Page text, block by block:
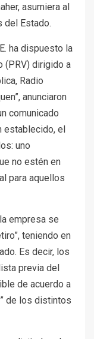
asumiera al
del Estado.
ha dispuesto la
(PRV) dirigido a
Radio
anunciaron
comunicado
establecido, el
uno
no estén en
para aquellos
empresa se
teniendo en
Es decir, los
previa del
de acuerdo a
de los distintos